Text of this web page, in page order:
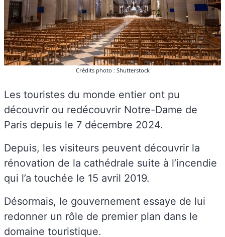
Crédits photo : Shutterstock
Les touristes du monde entier ont pu
découvrir ou redécouvrir Notre-Dame de
Paris depuis le 7 décembre 2024.
Depuis, les visiteurs peuvent découvrir la
rénovation de la cathédrale suite à l’incendie
qui l’a touchée le 15 avril 2019.
Désormais, le gouvernement essaye de lui
redonner un rôle de premier plan dans le
domaine touristique.